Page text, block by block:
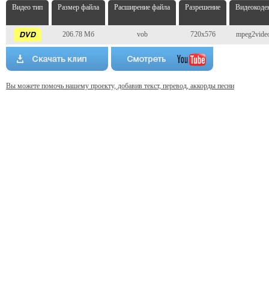
Видео тип Размер файла Расширение файла Разрешение
206.78 Мб vob 720x576
Вы можете помочь нашему проекту, добавив текст, перевод, аккорды песни